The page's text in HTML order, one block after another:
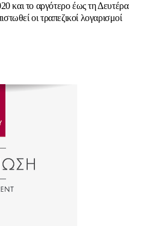
και το αργότερο έως τη Δευτέρα
οι τραπεζικοί λογαρισμοί